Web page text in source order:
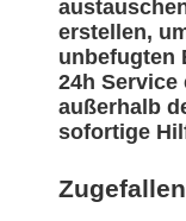
erstellen,
unbefugten
24h Service
außerhalb
sofortige